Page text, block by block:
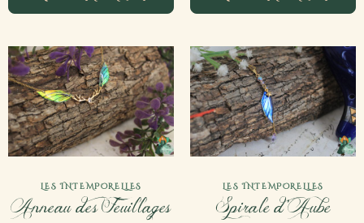
LES INTEMPORELLES
Anneau des Feuillages
LES INTEMPORELLES
Spirale d’Aube